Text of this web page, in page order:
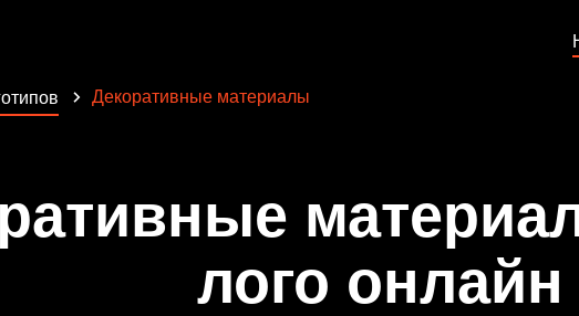
Декоративные материалы
лого онлайн